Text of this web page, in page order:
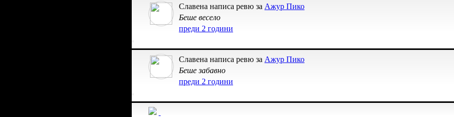
Славена написа ревю за Ажур Пико
Беше весело
преди 2 години
Славена написа ревю за Ажур Пико
Беше забавно
преди 2 години